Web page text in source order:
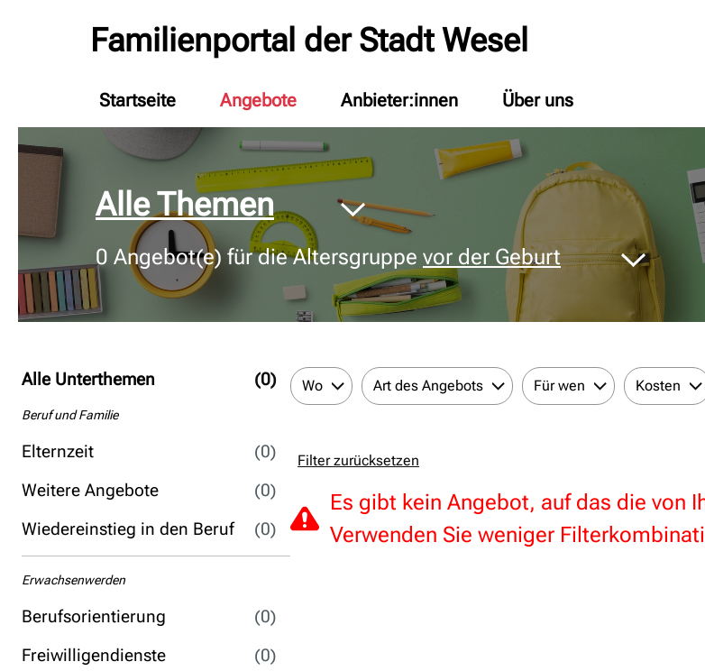
Familienportal der Stadt Wesel
Startseite Angebote Anbieter:innen Über uns
Alle Themen
0 Angebot(e) für die Altersgruppe vor der Geburt
Alle Unterthemen (0)
Beruf und Familie
Elternzeit
(0)
Weitere Angebote
(0)
Wiedereinstieg in den Beruf
(0)
Erwachsenwerden
Berufsorientierung
(0)
Freiwilligendienste
(0)
Wo Art des Angebots Für wen Kosten
Filter zurücksetzen
Es gibt kein Angebot, auf das die von
Verwenden Sie weniger